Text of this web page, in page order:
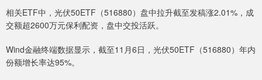
相关ETF中，光伏50ETF（516880）盘中拉升截至发稿涨2.01%，成
交额超2600万元保利配资，盘中交投活跃。
Wind金融终端数据显示，截至11月6日，光伏50ETF（516880）年内
份额增长率达95%。